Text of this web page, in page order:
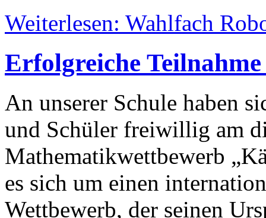
Weiterlesen: Wahlfach
Erfolgreiche
An unserer Schule haben
und Schüler freiwillig am
Mathematikwettbewerb
es sich um einen
Wettbewerb, der seinen